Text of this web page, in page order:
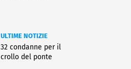
ULTIME NOTIZIE
32 condanne per il
crollo del ponte